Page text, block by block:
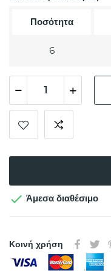
Ποσότητα
6
 Άμεσα διαθέσιμο
Κοινή χρήση